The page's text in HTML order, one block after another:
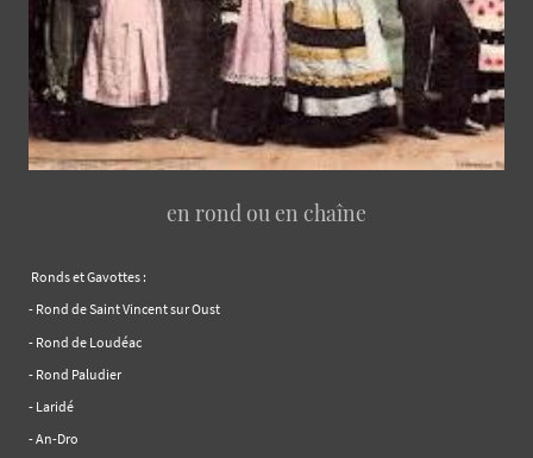
en rond ou en chaîne
Ronds et Gavottes :
- Rond de Saint Vincent sur Oust
- Rond de Loudéac
- Rond Paludier
- Laridé
- An-Dro